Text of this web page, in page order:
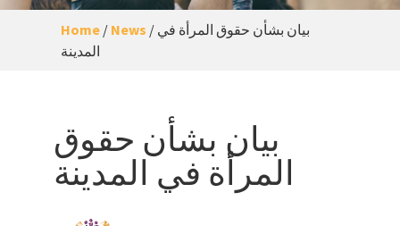
Home/ News / بيان بشأن حقوق المرأة في
المدينة
بيان بشأن حقوق
المرأة في المدينة